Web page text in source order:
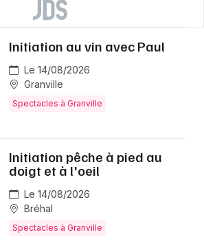
Initiation au vin avec Paul
Le 14/08/2026
Granville
Spectacles à Granville
Initiation pêche à pied au
doigt et à l'oeil
Le 14/08/2026
Bréhal
Spectacles à Granville